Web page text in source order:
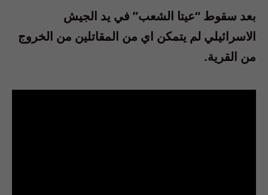
بعد سقوط “عيتا الشعب” في يد الجيش
الاسرائيلي لم يتمكن اي من المقاتلين من الخروج
من القرية.